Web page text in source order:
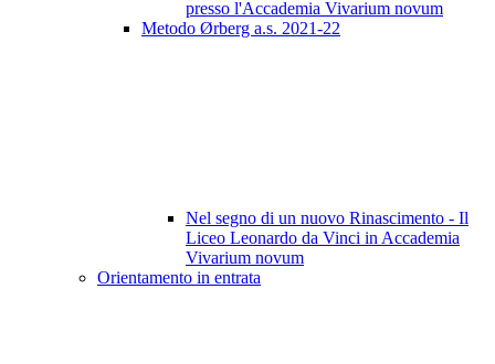
presso l'Accademia Vivarium novum
Metodo Ørberg a.s. 2021-22
Nel segno di un nuovo Rinascimento - Il
Liceo Leonardo da Vinci in Accademia
Vivarium novum
Orientamento in entrata